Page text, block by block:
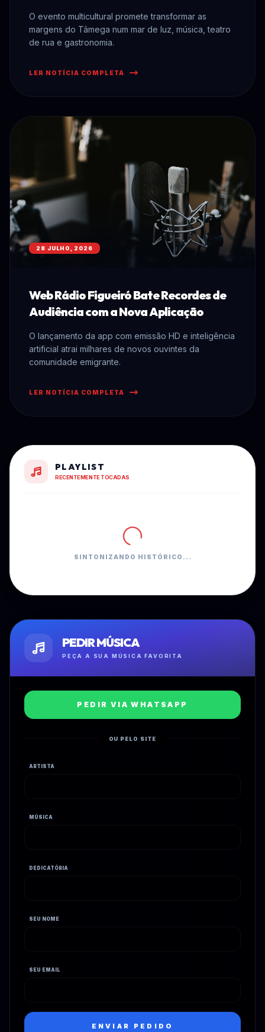
O evento multicultural promete transformar as
margens do Tâmega num mar de luz, música, teatro
de rua e gastronomia.
LER NOTÍCIA COMPLETA
28 JULHO, 2026
Web Rádio Figueiró Bate Recordes de
Audiência com a Nova Aplicação
O lançamento da app com emissão HD e inteligência
artificial atrai milhares de novos ouvintes da
comunidade emigrante.
LER NOTÍCIA COMPLETA
PLAYLIST
RECENTEMENTE TOCADAS
SINTONIZANDO HISTÓRICO...
PEDIR MÚSICA
PEÇA A SUA MÚSICA FAVORITA
PEDIR VIA WHATSAPP
OU PELO SITE
ARTISTA
MÚSICA
DEDICATÓRIA
SEU NOME
SEU EMAIL
ENVIAR PEDIDO